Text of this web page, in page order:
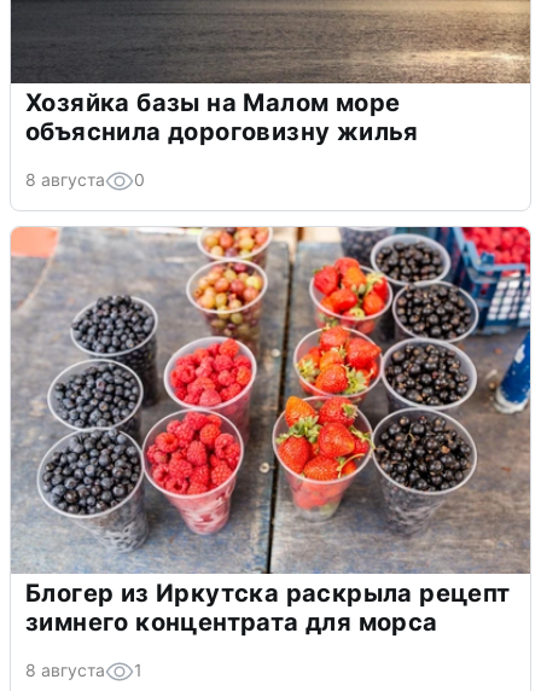
Хозяйка базы на Малом море
объяснила дороговизну жилья
8 августа 0
Блогер из Иркутска раскрыла рецепт
зимнего концентрата для морса
8 августа 1